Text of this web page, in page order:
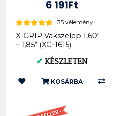
6 191Ft
35 vélemény
X-GRIP Vakszelep 1,60“
– 1,85“ (XG-1615)
✔ KÉSZLETEN
KOSÁRBA